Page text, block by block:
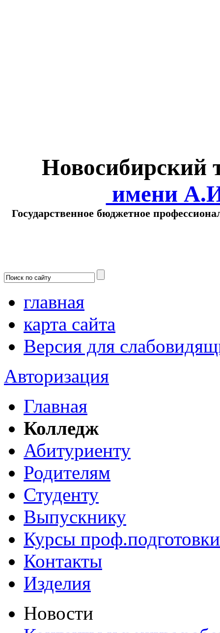
Новосибирский
имени
Государственное бюджетное
главная
карта сайта
Версия для
Авторизация
Главная
Колледж
Абитуриенту
Родителям
Студенту
Выпускнику
Курсы проф.подготовки
Контакты
Изделия
Новости